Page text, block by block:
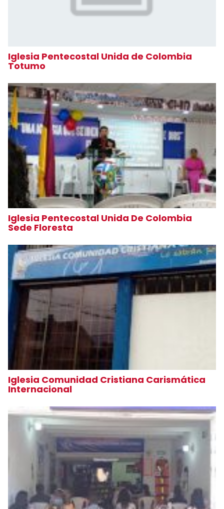
Iglesia Pentecostal Unida de Colombia
Totumo
Iglesia Pentecostal Unida De Colombia
Sede Floresta
Iglesia Comunidad Cristiana Carismática
Internacional